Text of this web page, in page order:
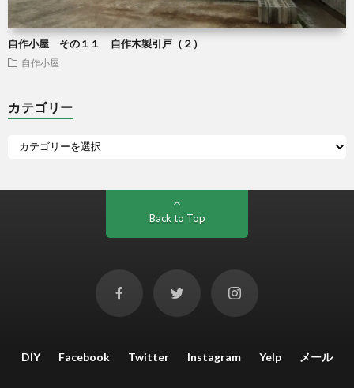
自作小屋 その１１ 自作木製引戸（２）
自作小屋
カテゴリー
Back to Top
DIY Facebook Twitter Instagram Yelp メール